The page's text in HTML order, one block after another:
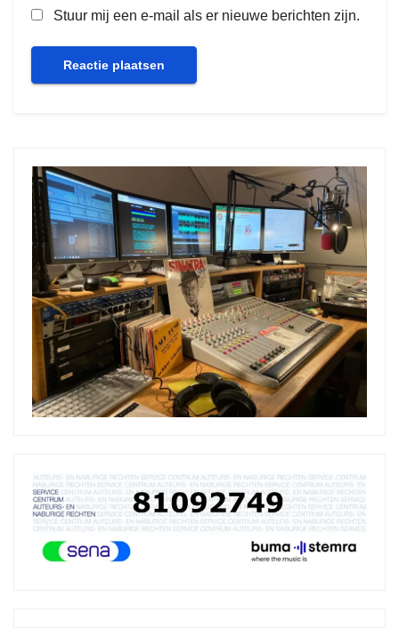
Stuur mij een e-mail als er nieuwe berichten zijn.